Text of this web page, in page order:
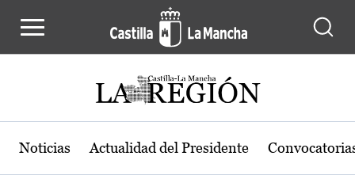
Actualidad de la región de Castilla-
Noticias Actualidad del Presidente